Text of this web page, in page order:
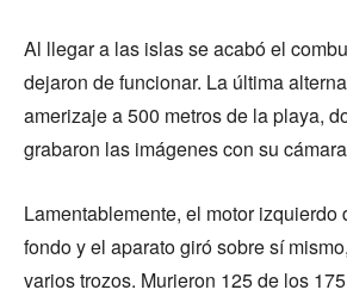
Al llegar a las islas se acabó el
dejaron de funcionar. La última
amerizaje a 500 metros de la playa,
grabaron las imágenes con su
Lamentablemente, el motor izquierdo
fondo y el aparato giró sobre sí
varios trozos. Murieron 125 de los